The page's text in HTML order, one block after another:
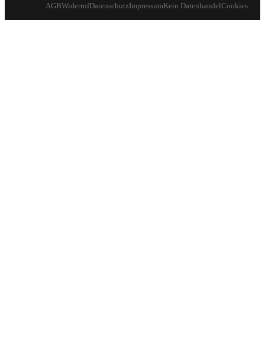
AGBWiderrufDatenschutzImpressumKein DatenhandelCookies